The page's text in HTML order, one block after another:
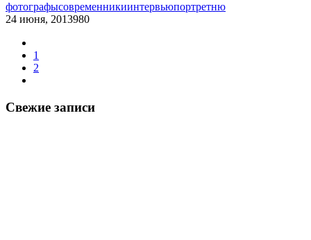
фотографысовременникиинтервьюпортретню
24 июня, 2013980
1
2
Свежие записи